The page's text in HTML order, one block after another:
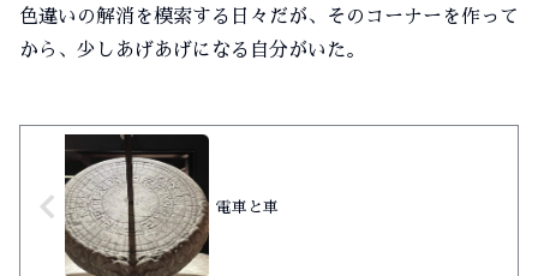
色違いの解消を模索する日々だが、そのコーナーを作って
から、少しあげあげになる自分がいた。
電車と車